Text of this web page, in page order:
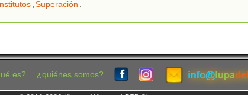
,Superación .
es? ¿quiénes somos?